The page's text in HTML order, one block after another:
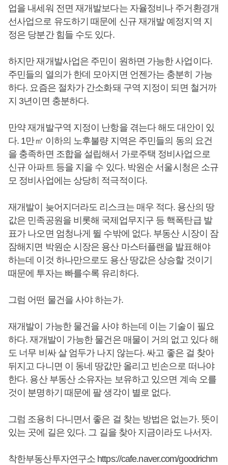
업을 내세워 전면 재개발보다는 자율정비나 주거환경개
선사업으로 유도하기 때문에 신규 재개발 예정지역 지
정은 당분간 힘들 수도 있다.
하지만 재개발사업은 주민이 원하면 가능한 사업이다.
주민들의 열의가 한데 모아지면 언젠가는 충분히 가능
하다. 요즘은 절차가 간소화돼 구역 지정이 되면 철거까
지 3년이면 충분하다.
만약 재개발구역 지정이 난항을 겪는다 해도 대안이 있
다. 1만㎡ 이하의 노후불량 지역은 주민들의 동의 요건
을 충족하면 조합을 설립해서 가로주택 정비사업으로
신규 아파트 등을 지을 수 있다. 박원순 서울시청은 소규
모 정비사업에는 상당히 적극적이다.
재개발이 늦어지더라도 리스크는 매우 적다. 용산의 땅
값은 민족공원을 비롯해 국제업무지구 등 핵폭탄급 발
표가 나오면 엄청나게 뛸 수밖에 없다. 부동산 시장이 잠
잠해지면 박원순 시장은 용산 마스터플랜을 발표해야
하는데 이것 하나만으로도 용산 땅값은 상승할 것이기
때문에 투자는 빠를수록 유리하다.
그럼 어떤 물건을 사야 하는가.
재개발이 가능한 물건을 사야 하는데 이는 기술이 필요
하다. 재개발이 가능한 물건은 매물이 거의 없고 있다 해
도 너무 비싸 살 엄두가 나지 않는다. 싸고 좋은 걸 찾아
뒤지고 다니면 이 동네 땅값만 올리고 빈손으로 떠나야
한다. 용산 부동산 소유자는 보유하고 있으면 계속 오를
것이 분명하기 때문에 팔 생각이 별로 없다.
그럼 조용히 다니면서 좋은 걸 찾는 방법은 없는가. 뜻이
있는 곳에 길은 있다. 그 길을 찾아 지금이라도 나서자.
착한부동산투자연구소 https://cafe.naver.com/goodrichm